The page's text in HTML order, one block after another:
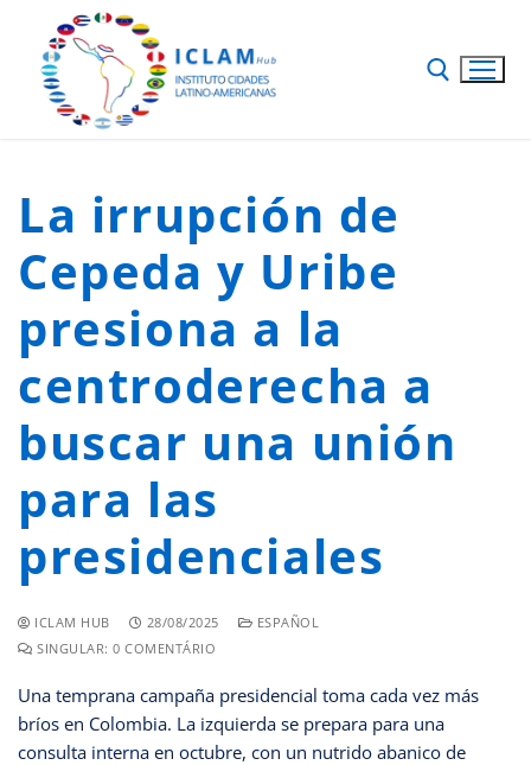
La irrupción de
Cepeda y Uribe
presiona a la
centroderecha a
buscar una unión
para las
presidenciales
ICLAM HUB 28/08/2025
ESPAÑOL
SINGULAR: 0 COMENTÁRIO
Una temprana campaña presidencial toma cada vez más
bríos en Colombia. La izquierda se prepara para una
consulta interna en octubre, con un nutrido abanico de